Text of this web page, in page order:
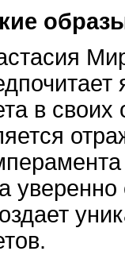
в своих
уверенно